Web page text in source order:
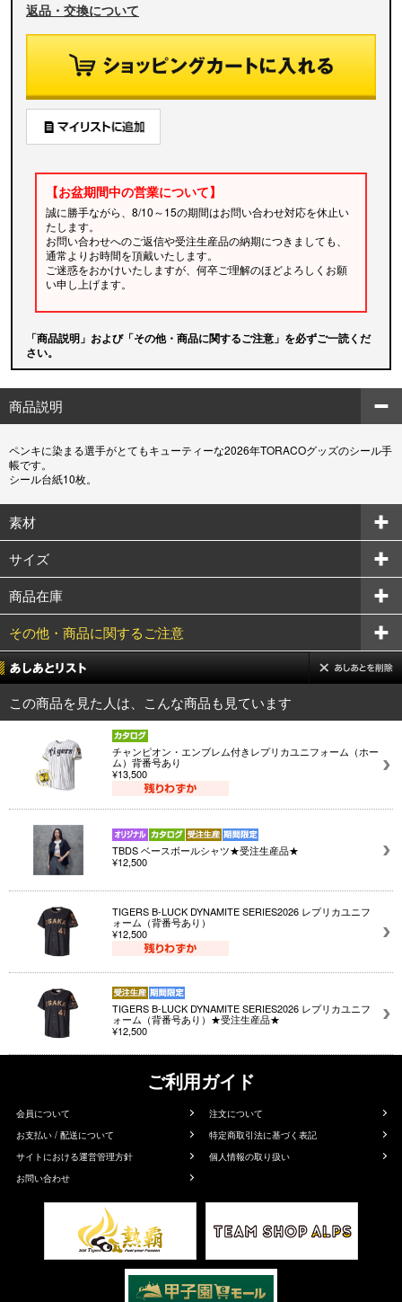
返品・交換について
【お盆期間中の営業について】
誠に勝手ながら、8/10～15の期間はお問い合わせ対応を休止い
たします。
お問い合わせへのご返信や受注生産品の納期につきましても、
通常よりお時間を頂戴いたします。
ご迷惑をおかけいたしますが、何卒ご理解のほどよろしくお願
い申し上げます。
「商品説明」および「その他・商品に関するご注意」を必ずご一読くだ
さい。
商品説明
ペンキに染まる選手がとてもキューティーな2026年TORACOグッズのシール手
帳です。
シール台紙10枚。
素材
サイズ
商品在庫
その他・商品に関するご注意
この商品を見た人は、こんな商品も見ています
チャンピオン・エンブレム付きレプリカユニフォーム（ホー
ム）背番号あり
¥13,500
TBDS ベースボールシャツ★受注生産品★
¥12,500
TIGERS B-LUCK DYNAMITE SERIES2026 レプリカユニフ
ォーム（背番号あり）
¥12,500
TIGERS B-LUCK DYNAMITE SERIES2026 レプリカユニフ
ォーム（背番号あり）★受注生産品★
¥12,500
ご利用ガイド
会員について
注文について
お支払い / 配送について
特定商取引法に基づく表記
サイトにおける運営管理方針
個人情報の取り扱い
お問い合わせ